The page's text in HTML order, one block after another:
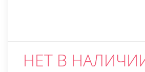
НЕТ В